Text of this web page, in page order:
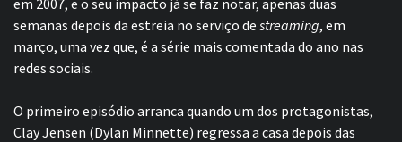
semanas depois da estreia no serviço de streaming, em
março, uma vez que, é a série mais comentada do ano nas
redes sociais.
O primeiro episódio arranca quando um dos protagonistas,
Clay Jensen (Dylan Minnette) regressa a casa depois das